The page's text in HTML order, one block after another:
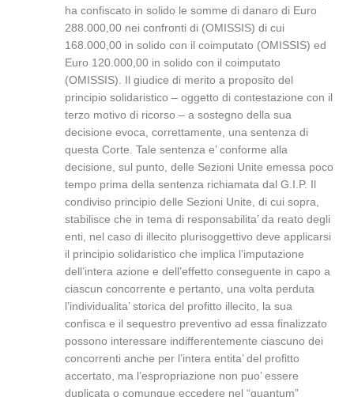
ha confiscato in solido le somme di danaro di Euro
288.000,00 nei confronti di (OMISSIS) di cui
168.000,00 in solido con il coimputato (OMISSIS) ed
Euro 120.000,00 in solido con il coimputato
(OMISSIS). Il giudice di merito a proposito del
principio solidaristico – oggetto di contestazione con il
terzo motivo di ricorso – a sostegno della sua
decisione evoca, correttamente, una sentenza di
questa Corte. Tale sentenza e’ conforme alla
decisione, sul punto, delle Sezioni Unite emessa poco
tempo prima della sentenza richiamata dal G.I.P. Il
condiviso principio delle Sezioni Unite, di cui sopra,
stabilisce che in tema di responsabilita’ da reato degli
enti, nel caso di illecito plurisoggettivo deve applicarsi
il principio solidaristico che implica l’imputazione
dell’intera azione e dell’effetto conseguente in capo a
ciascun concorrente e pertanto, una volta perduta
l’individualita’ storica del profitto illecito, la sua
confisca e il sequestro preventivo ad essa finalizzato
possono interessare indifferentemente ciascuno dei
concorrenti anche per l’intera entita’ del profitto
accertato, ma l’espropriazione non puo’ essere
duplicata o comunque eccedere nel “quantum”